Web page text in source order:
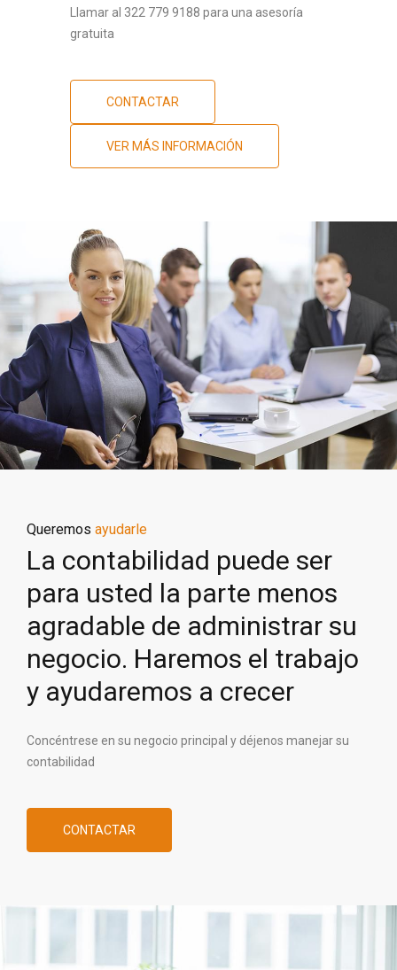
Llamar al 322 779 9188 para una asesoría
gratuita
CONTACTAR
VER MÁS INFORMACIÓN
Queremos ayudarle
La contabilidad puede ser
para usted la parte menos
agradable de administrar su
negocio. Haremos el trabajo
y ayudaremos a crecer
Concéntrese en su negocio principal y déjenos manejar su
contabilidad
CONTACTAR